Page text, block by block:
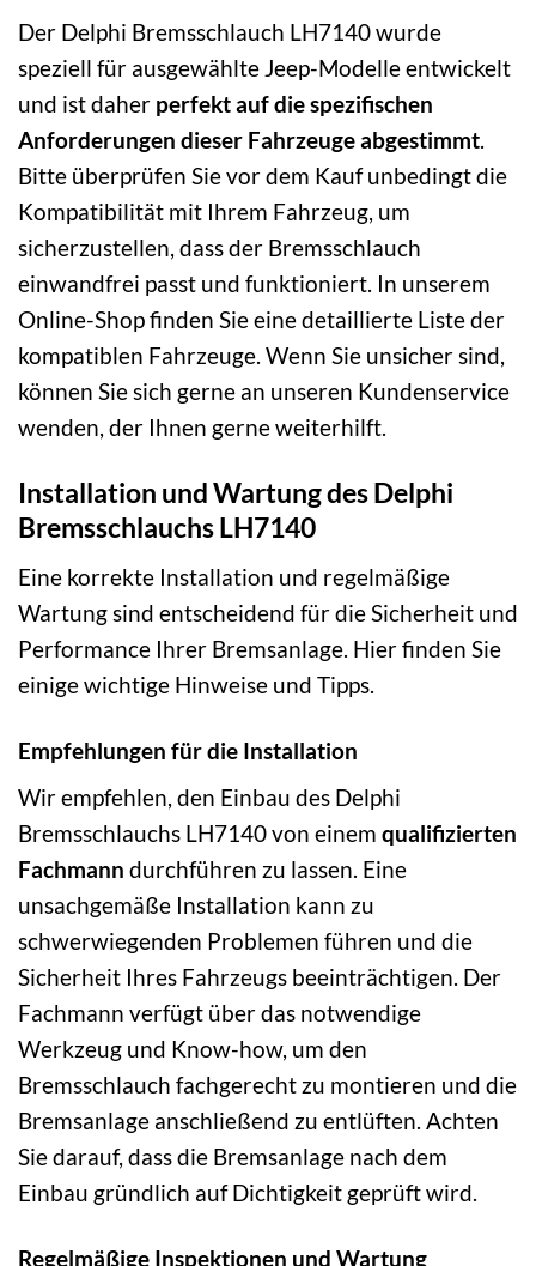
Der Delphi Bremsschlauch LH7140 wurde
speziell für ausgewählte Jeep-Modelle entwickelt
und ist daher perfekt auf die spezifischen
Anforderungen dieser Fahrzeuge abgestimmt.
Bitte überprüfen Sie vor dem Kauf unbedingt die
Kompatibilität mit Ihrem Fahrzeug, um
sicherzustellen, dass der Bremsschlauch
einwandfrei passt und funktioniert. In unserem
Online-Shop finden Sie eine detaillierte Liste der
kompatiblen Fahrzeuge. Wenn Sie unsicher sind,
können Sie sich gerne an unseren Kundenservice
wenden, der Ihnen gerne weiterhilft.
Installation und Wartung des Delphi
Bremsschlauchs LH7140
Eine korrekte Installation und regelmäßige
Wartung sind entscheidend für die Sicherheit und
Performance Ihrer Bremsanlage. Hier finden Sie
einige wichtige Hinweise und Tipps.
Empfehlungen für die Installation
Wir empfehlen, den Einbau des Delphi
Bremsschlauchs LH7140 von einem qualifizierten
Fachmann durchführen zu lassen. Eine
unsachgemäße Installation kann zu
schwerwiegenden Problemen führen und die
Sicherheit Ihres Fahrzeugs beeinträchtigen. Der
Fachmann verfügt über das notwendige
Werkzeug und Know-how, um den
Bremsschlauch fachgerecht zu montieren und die
Bremsanlage anschließend zu entlüften. Achten
Sie darauf, dass die Bremsanlage nach dem
Einbau gründlich auf Dichtigkeit geprüft wird.
Regelmäßige Inspektionen und Wartung